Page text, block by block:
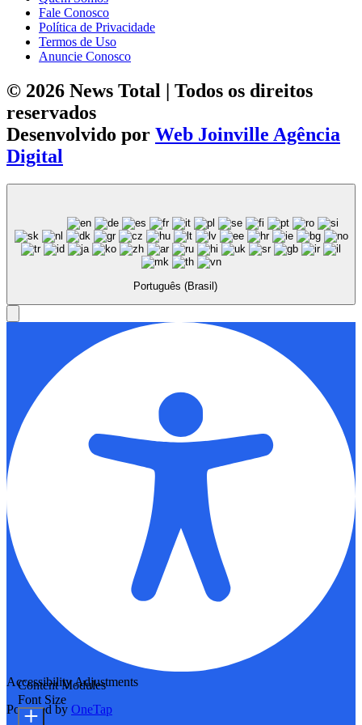
Fale Conosco
Política de Privacidade
Termos de Uso
Anuncie Conosco
© 2026 News Total | Todos os direitos
reservados
Desenvolvido por Web Joinville Agência
Digital
Português (Brasil)
Accessibility Adjustments
Powered by OneTap
Content Modules
Font Size